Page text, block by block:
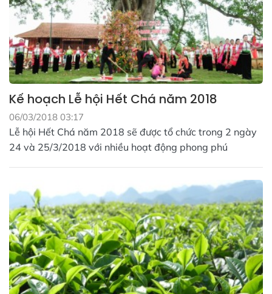
Kế hoạch Lễ hội Hết Chá năm 2018
06/03/2018 03:17
Lễ hội Hết Chá năm 2018 sẽ được tổ chức trong 2 ngày
24 và 25/3/2018 với nhiều hoạt động phong phú